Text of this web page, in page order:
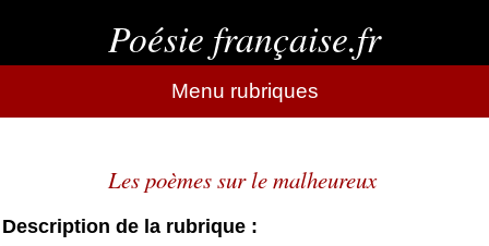
Poésie française.fr
Menu rubriques
Les poèmes sur le malheureux
Description de la rubrique :